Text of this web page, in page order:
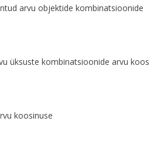
arvu objektide kombinatsioonide
üksuste kombinatsioonide arvu koos
koosinuse